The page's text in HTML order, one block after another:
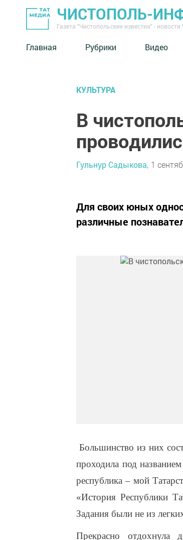
ЧИСТОПОЛЬ-
Газета "Чистопольские известия" -
Главная Рубрики Видео
КУЛЬТУРА
В
Гульнур Садыкова, 1
Для своих юных
различные
Большинство из них
проходила под
республика – мой
«История Республики
Задания были не из
Прекрасно отдохнула